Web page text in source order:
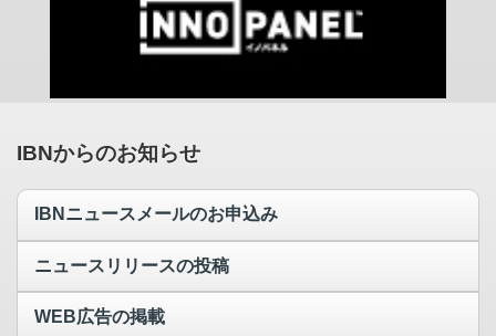
IBNからのお知らせ
IBNニュースメールのお申込み
ニュースリリースの投稿
WEB広告の掲載